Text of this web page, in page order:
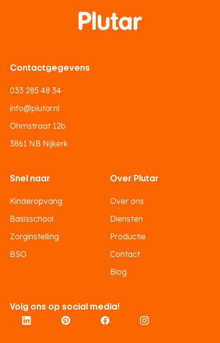
Volg ons op social media!
Contactgegevens
033 285 48 34
info@plutar.nl
Ohmstraat 12b
3861 NB Nijkerk
Snel naar
Kinderopvang
Basisschool
Zorginstelling
BSO
Over Plutar
Over ons
Diensten
Productie
Contact
Blog